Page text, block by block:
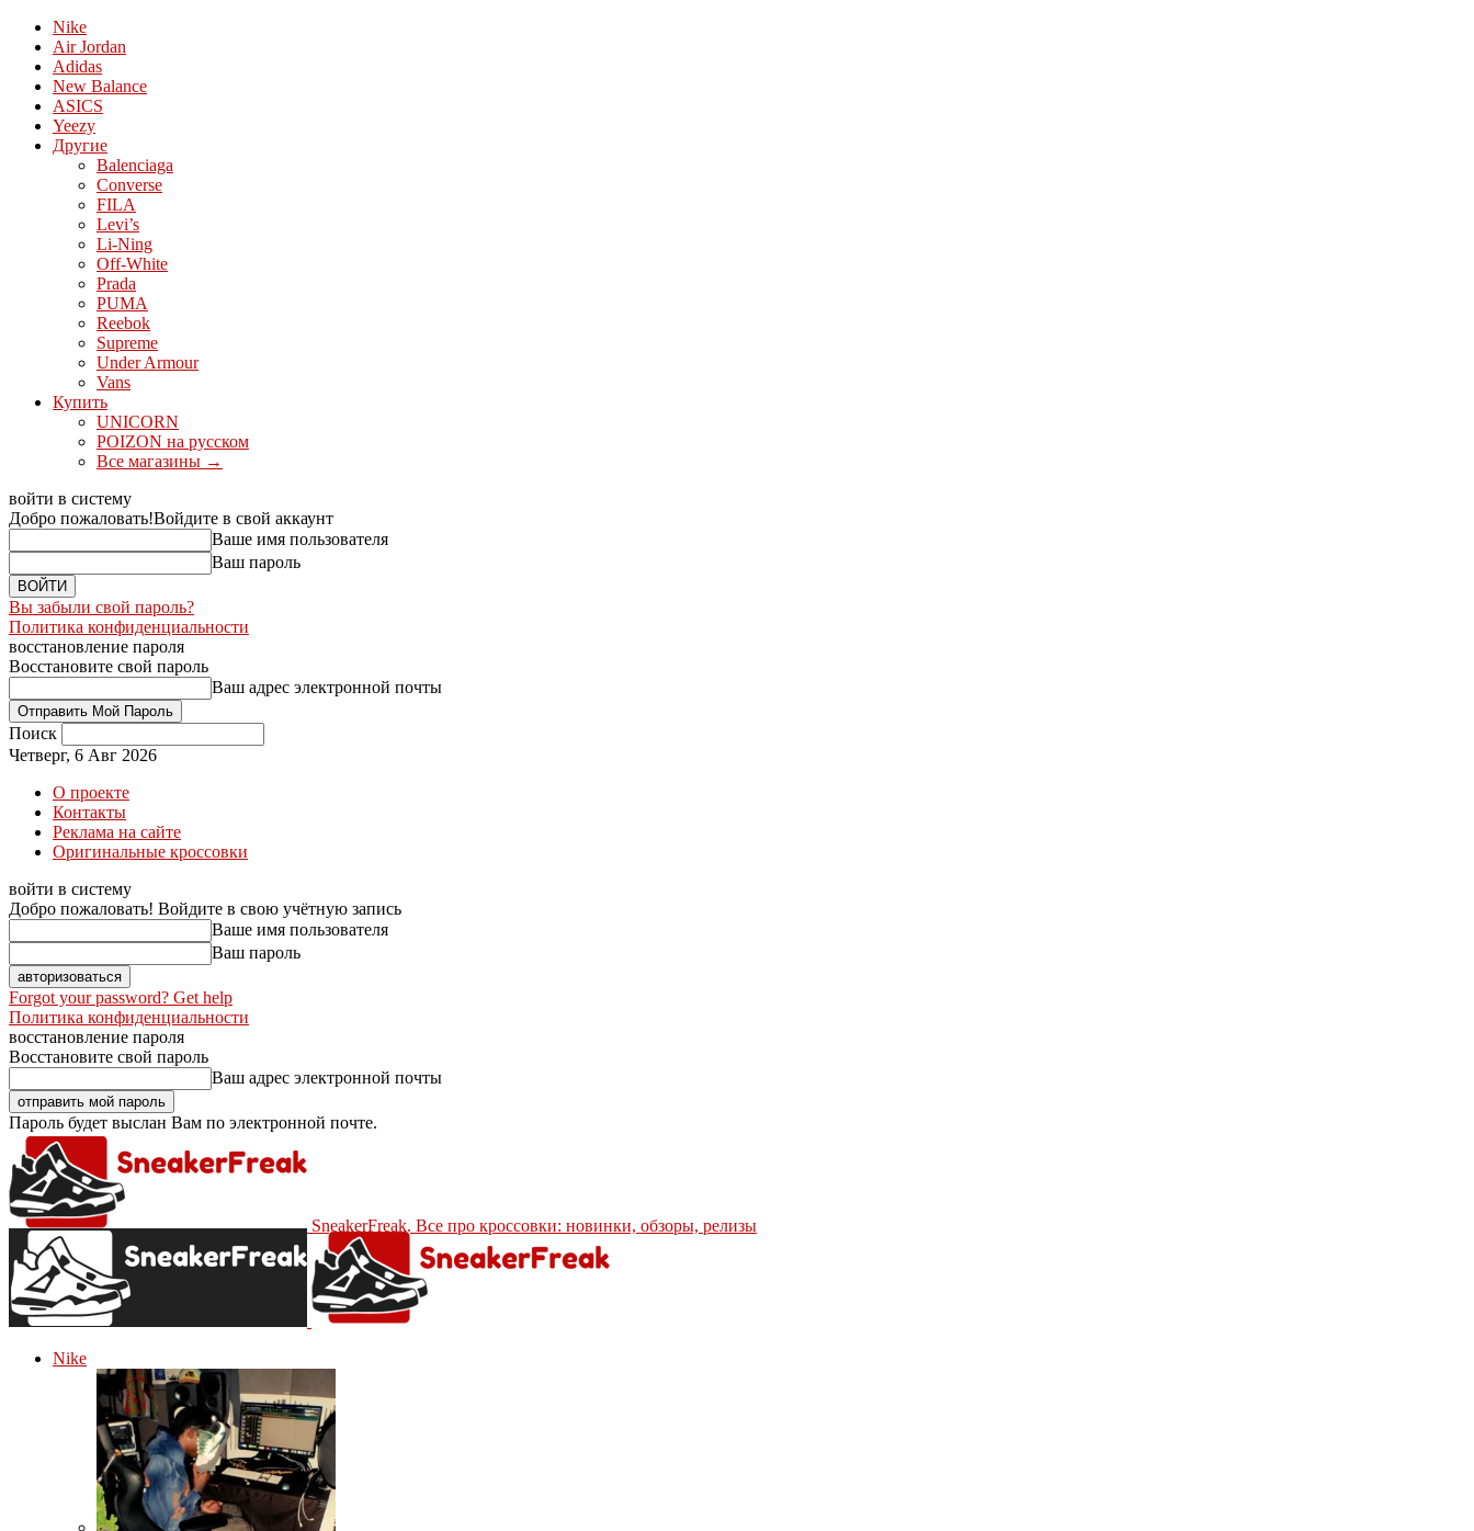
Nike
Air Jordan
Adidas
New Balance
ASICS
Yeezy
Другие
Balenciaga
Converse
FILA
Levi’s
Li-Ning
Off-White
Prada
PUMA
Reebok
Supreme
Under Armour
Vans
Купить
UNICORN
POIZON на русском
Все магазины →
войти в систему
Добро пожаловать!Войдите в свой аккаунт
Ваше имя пользователя
Ваш пароль
Вы забыли свой пароль?
Политика конфиденциальности
восстановление пароля
Восстановите свой пароль
Ваш адрес электронной почты
Поиск
Четверг, 6 Авг 2026
О проекте
Контакты
Реклама на сайте
Оригинальные кроссовки
войти в систему
Добро пожаловать! Войдите в свою учётную запись
Ваше имя пользователя
Ваш пароль
Forgot your password? Get help
Политика конфиденциальности
восстановление пароля
Восстановите свой пароль
Ваш адрес электронной почты
Пароль будет выслан Вам по электронной почте.
SneakerFreak. Все про кроссовки: новинки, обзоры, релизы
Nike